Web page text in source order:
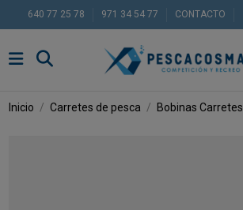
640 77 25 78 971 34 54 77 CONTACTO
Inicio Carretes de pesca Bobinas Carretes